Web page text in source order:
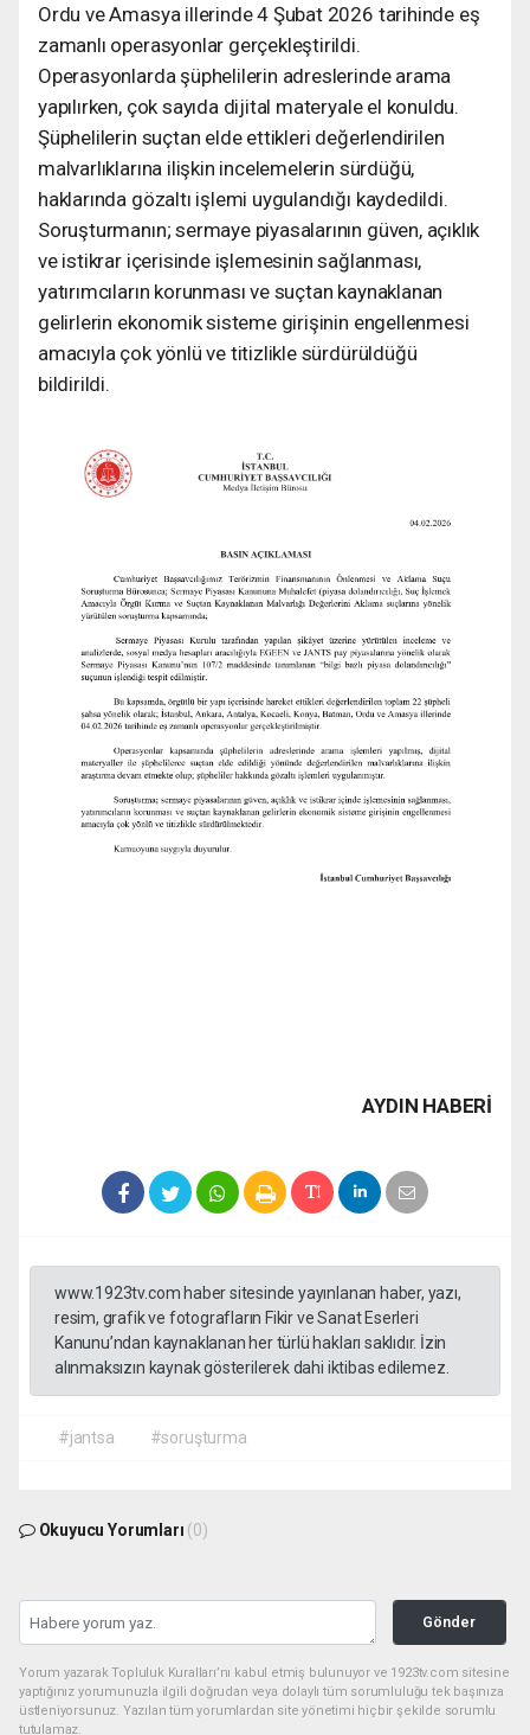
Ordu ve Amasya illerinde 4 Şubat 2026 tarihinde eş
zamanlı operasyonlar gerçekleştirildi.
Operasyonlarda şüphelilerin adreslerinde arama
yapılırken, çok sayıda dijital materyale el konuldu.
Şüphelilerin suçtan elde ettikleri değerlendirilen
malvarlıklarına ilişkin incelemelerin sürdüğü,
haklarında gözaltı işlemi uygulandığı kaydedildi.
Soruşturmanın; sermaye piyasalarının güven, açıklık
ve istikrar içerisinde işlemesinin sağlanması,
yatırımcıların korunması ve suçtan kaynaklanan
gelirlerin ekonomik sisteme girişinin engellenmesi
amacıyla çok yönlü ve titizlikle sürdürüldüğü
bildirildi.
AYDIN HABERİ
www.1923tv.com haber sitesinde yayınlanan haber, yazı,
resim, grafik ve fotografların Fikir ve Sanat Eserleri
Kanunu’ndan kaynaklanan her türlü hakları saklıdır. İzin
alınmaksızın kaynak gösterilerek dahi iktibas edilemez.
#jantsa #soruşturma
Okuyucu Yorumları (0)
Gönder
Yorum yazarak Topluluk Kuralları’nı kabul etmiş bulunuyor ve 1923tv.com sitesine
yaptığınız yorumunuzla ilgili doğrudan veya dolaylı tüm sorumluluğu tek başınıza
üstleniyorsunuz. Yazılan tüm yorumlardan site yönetimi hiçbir şekilde sorumlu
tutulamaz.